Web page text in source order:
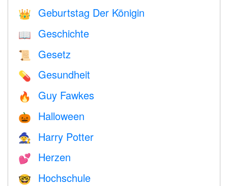
👑 Geburtstag Der Königin
📖 Geschichte
📜 Gesetz
💊 Gesundheit
🔥 Guy Fawkes
🎃 Halloween
🧙 Harry Potter
💕 Herzen
🤓 Hochschule